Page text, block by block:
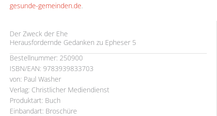
Der Zweck der Ehe
Herausfordernde Gedanken zu Epheser 5
Bestellnummer: 250900
ISBN/EAN: 9783939833703
von: Paul Washer
Verlag: Christlicher Mediendienst
Produktart: Buch
Einbandart: Broschüre
gesunde-gemeinden.de